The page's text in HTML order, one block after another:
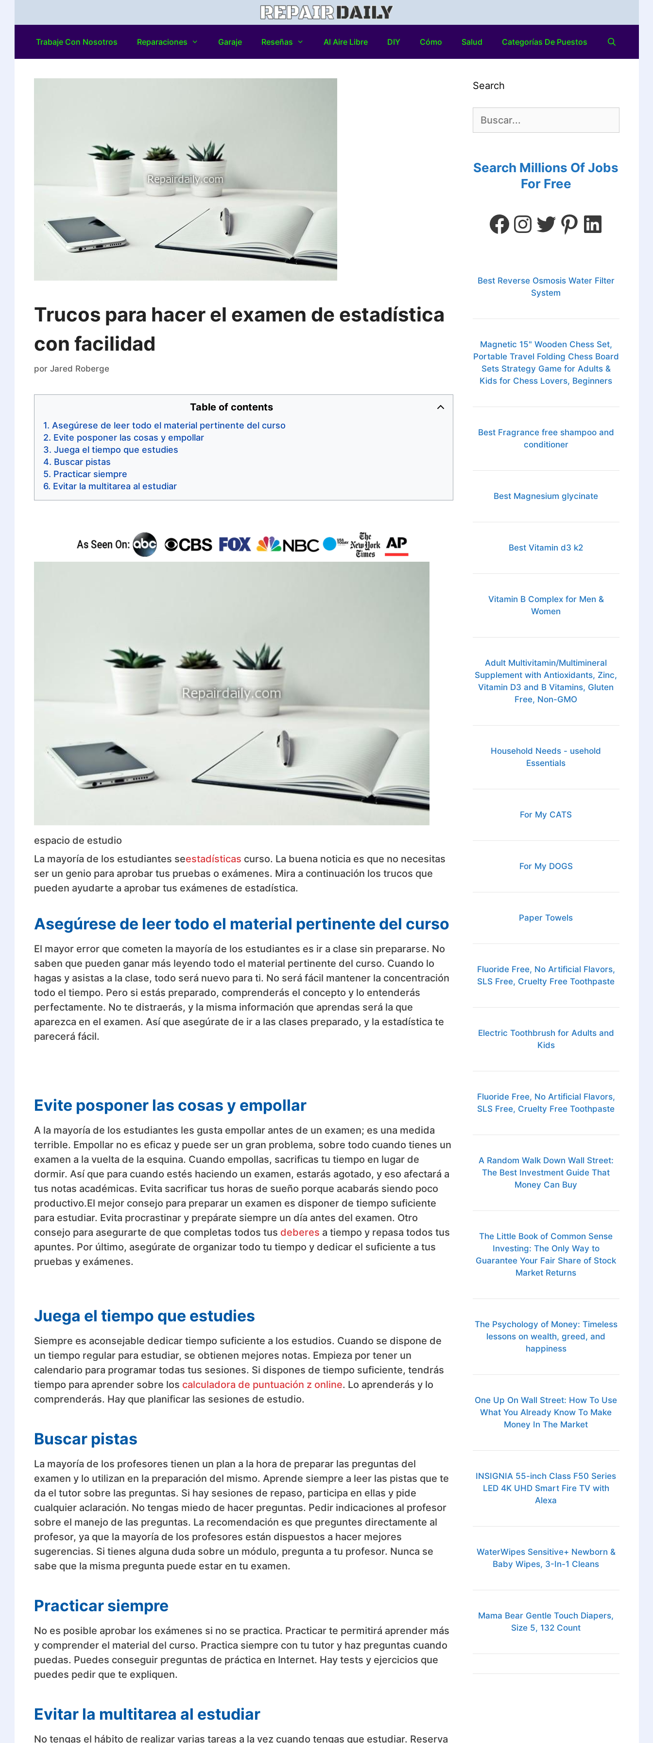
Trabaje Con Nosotros Reparaciones Garaje Reseñas Al Aire Libre DIY Cómo Salud Categorías De Puestos
Trucos para hacer el examen de estadística
con facilidad
por Jared Roberge
Table of contents
Asegúrese de leer todo el material pertinente del curso
Evite posponer las cosas y empollar
Juega el tiempo que estudies
Buscar pistas
Practicar siempre
Evitar la multitarea al estudiar
espacio de estudio
La mayoría de los estudiantes seestadísticas curso. La buena noticia es que no necesitas
ser un genio para aprobar tus pruebas o exámenes. Mira a continuación los trucos que
pueden ayudarte a aprobar tus exámenes de estadística.
Asegúrese de leer todo el material pertinente del curso
El mayor error que cometen la mayoría de los estudiantes es ir a clase sin prepararse. No
saben que pueden ganar más leyendo todo el material pertinente del curso. Cuando lo
hagas y asistas a la clase, todo será nuevo para ti. No será fácil mantener la concentración
todo el tiempo. Pero si estás preparado, comprenderás el concepto y lo entenderás
perfectamente. No te distraerás, y la misma información que aprendas será la que
aparezca en el examen. Así que asegúrate de ir a las clases preparado, y la estadística te
parecerá fácil.
Evite posponer las cosas y empollar
A la mayoría de los estudiantes les gusta empollar antes de un examen; es una medida
terrible. Empollar no es eficaz y puede ser un gran problema, sobre todo cuando tienes un
examen a la vuelta de la esquina. Cuando empollas, sacrificas tu tiempo en lugar de
dormir. Así que para cuando estés haciendo un examen, estarás agotado, y eso afectará a
tus notas académicas. Evita sacrificar tus horas de sueño porque acabarás siendo poco
productivo.El mejor consejo para preparar un examen es disponer de tiempo suficiente
para estudiar. Evita procrastinar y prepárate siempre un día antes del examen. Otro
consejo para asegurarte de que completas todos tus deberes a tiempo y repasa todos tus
apuntes. Por último, asegúrate de organizar todo tu tiempo y dedicar el suficiente a tus
pruebas y exámenes.
Juega el tiempo que estudies
Siempre es aconsejable dedicar tiempo suficiente a los estudios. Cuando se dispone de
un tiempo regular para estudiar, se obtienen mejores notas. Empieza por tener un
calendario para programar todas tus sesiones. Si dispones de tiempo suficiente, tendrás
tiempo para aprender sobre los calculadora de puntuación z online. Lo aprenderás y lo
comprenderás. Hay que planificar las sesiones de estudio.
Buscar pistas
La mayoría de los profesores tienen un plan a la hora de preparar las preguntas del
examen y lo utilizan en la preparación del mismo. Aprende siempre a leer las pistas que te
da el tutor sobre las preguntas. Si hay sesiones de repaso, participa en ellas y pide
cualquier aclaración. No tengas miedo de hacer preguntas. Pedir indicaciones al profesor
sobre el manejo de las preguntas. La recomendación es que preguntes directamente al
profesor, ya que la mayoría de los profesores están dispuestos a hacer mejores
sugerencias. Si tienes alguna duda sobre un módulo, pregunta a tu profesor. Nunca se
sabe que la misma pregunta puede estar en tu examen.
Practicar siempre
No es posible aprobar los exámenes si no se practica. Practicar te permitirá aprender más
y comprender el material del curso. Practica siempre con tu tutor y haz preguntas cuando
puedas. Puedes conseguir preguntas de práctica en Internet. Hay tests y ejercicios que
puedes pedir que te expliquen.
Evitar la multitarea al estudiar
No tengas el hábito de realizar varias tareas a la vez cuando tengas que estudiar. Reserva
Search
Search Millions Of Jobs
For Free
Best Reverse Osmosis Water Filter
System
Magnetic 15" Wooden Chess Set,
Portable Travel Folding Chess Board
Sets Strategy Game for Adults &
Kids for Chess Lovers, Beginners
Best Fragrance free shampoo and
conditioner
Best Magnesium glycinate
Best Vitamin d3 k2
Vitamin B Complex for Men &
Women
Adult Multivitamin/Multimineral
Supplement with Antioxidants, Zinc,
Vitamin D3 and B Vitamins, Gluten
Free, Non-GMO
Household Needs - usehold
Essentials
For My CATS
For My DOGS
Paper Towels
Fluoride Free, No Artificial Flavors,
SLS Free, Cruelty Free Toothpaste
Electric Toothbrush for Adults and
Kids
Fluoride Free, No Artificial Flavors,
SLS Free, Cruelty Free Toothpaste
A Random Walk Down Wall Street:
The Best Investment Guide That
Money Can Buy
The Little Book of Common Sense
Investing: The Only Way to
Guarantee Your Fair Share of Stock
Market Returns
The Psychology of Money: Timeless
lessons on wealth, greed, and
happiness
One Up On Wall Street: How To Use
What You Already Know To Make
Money In The Market
INSIGNIA 55-inch Class F50 Series
LED 4K UHD Smart Fire TV with
Alexa
WaterWipes Sensitive+ Newborn &
Baby Wipes, 3-In-1 Cleans
Mama Bear Gentle Touch Diapers,
Size 5, 132 Count